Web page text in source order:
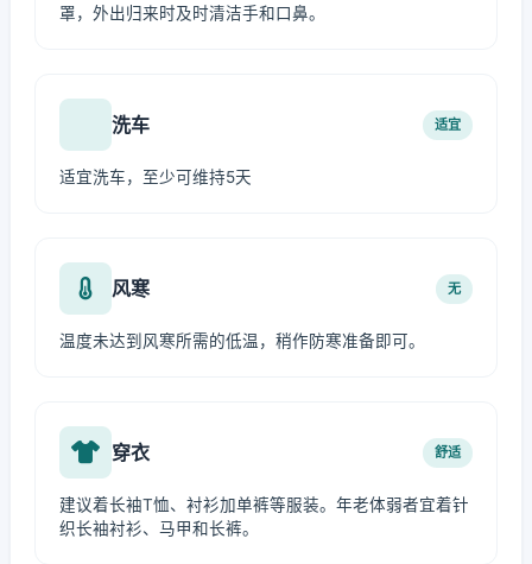
罩，外出归来时及时清洁手和口鼻。
洗车 适宜
适宜洗车，至少可维持5天
风寒 无
温度未达到风寒所需的低温，稍作防寒准备即可。
穿衣 舒适
建议着长袖T恤、衬衫加单裤等服装。年老体弱者宜着针
织长袖衬衫、马甲和长裤。